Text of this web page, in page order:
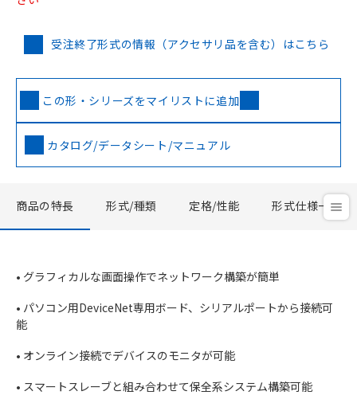
受注終了形式の情報（アクセサリ品を含む）はこちら
この形・シリーズをマイリストに追加
カタログ/データシート/マニュアル
商品の特長 形式/種類 定格/性能 形式仕様一覧
• グラフィカルな画面操作でネットワーク構築が簡単
• パソコン用DeviceNet専用ボード、シリアルポートから接続可
能
• オンライン接続でデバイスのモニタが可能
• スマートスレーブと組み合わせて保全系システム構築可能